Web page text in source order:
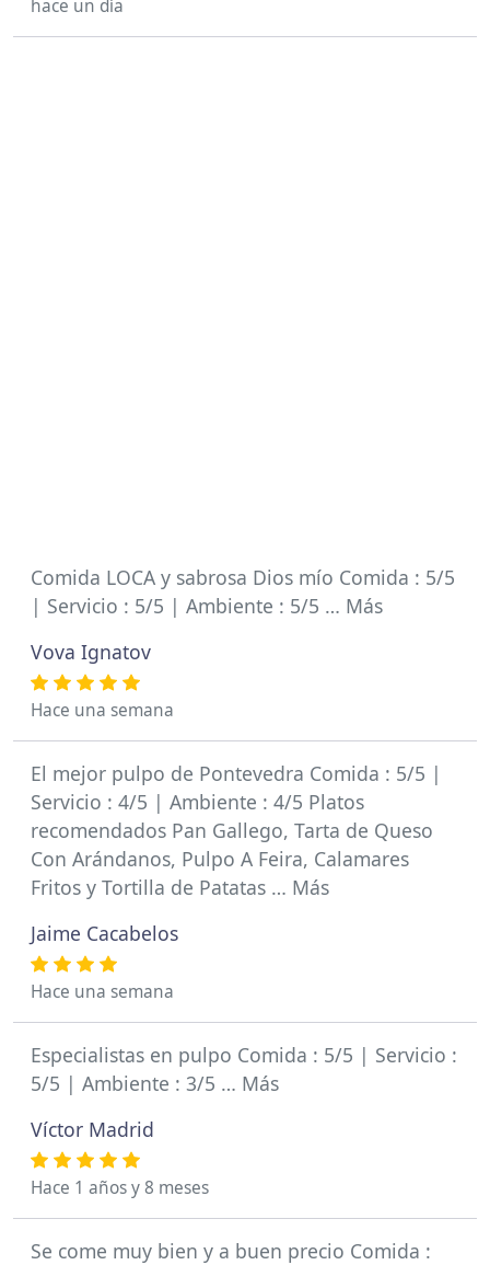
hace un día
Comida LOCA y sabrosa Dios mío Comida : 5/5
| Servicio : 5/5 | Ambiente : 5/5 … Más
Vova Ignatov
Hace una semana
El mejor pulpo de Pontevedra Comida : 5/5 |
Servicio : 4/5 | Ambiente : 4/5 Platos
recomendados Pan Gallego, Tarta de Queso
Con Arándanos, Pulpo A Feira, Calamares
Fritos y Tortilla de Patatas … Más
Jaime Cacabelos
Hace una semana
Especialistas en pulpo Comida : 5/5 | Servicio :
5/5 | Ambiente : 3/5 … Más
Víctor Madrid
Hace 1 años y 8 meses
Se come muy bien y a buen precio Comida :